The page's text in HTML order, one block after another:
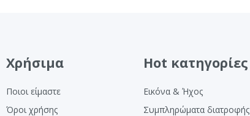
Χρήσιμα
Ποιοι είμαστε
Όροι χρήσης
Hot κατηγορίες
Εικόνα & Ήχος
Συμπληρώματα διατροφής